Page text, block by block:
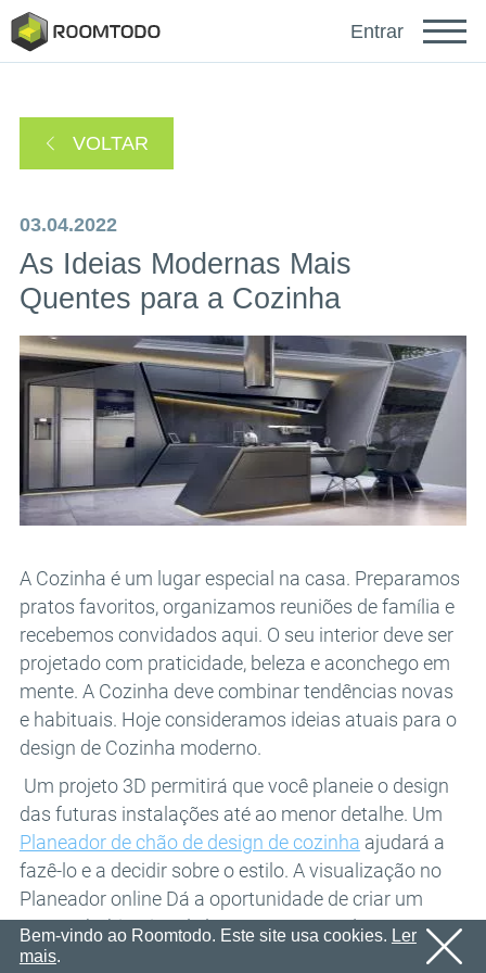
Faça login para obter ajuda
ou
E-mail
Senha
OK
Cadastro Lembrar senha
Obrigado por se registrar
Enviaremos um e-mail com um link de confirmação em
OK
Um link de recuperação de senha foi enviado para
seu e-mail.
OK
Entrar
VOLTAR
03.04.2022
As Ideias Modernas Mais
Quentes para a Cozinha
A Cozinha é um lugar especial na casa. Preparamos
pratos favoritos, organizamos reuniões de família e
recebemos convidados aqui. O seu interior deve ser
projetado com praticidade, beleza e aconchego em
mente. A Cozinha deve combinar tendências novas
e habituais. Hoje consideramos ideias atuais para o
design de Cozinha moderno.
Um projeto 3D permitirá que você planeie o design
das futuras instalações até ao menor detalhe. Um
Planeador de chão de design de cozinha ajudará a
fazê-lo e a decidir sobre o estilo. A visualização no
Planeador online Dá a oportunidade de criar um
espaço habitacional elegante que atenderá às
necessidades da família e às ideias modernas sobre
Bem-vindo ao Roomtodo. Este site usa cookies. Ler
mais.